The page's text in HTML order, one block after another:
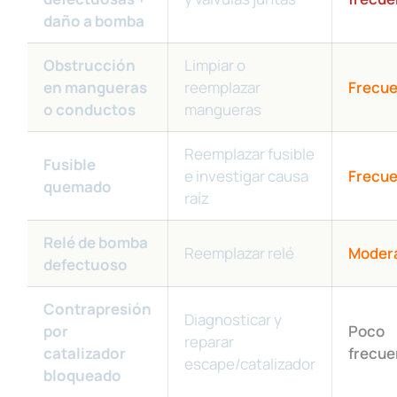
daño a bomba
Obstrucción
en mangueras
o conductos
Limpiar o
reemplazar
mangueras
Fusible
quemado
Reemplazar fusible
e investigar causa
raíz
Relé de bomba
defectuoso
Reemplazar relé
Contrapresión
por
catalizador
bloqueado
Diagnosticar y
reparar
escape/catalizador
Poco